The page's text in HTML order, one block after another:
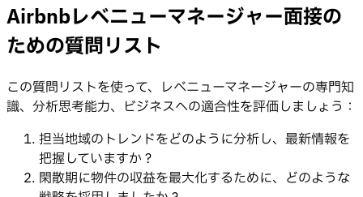
Airbnbレベニューマネージャー面接の
ための質問リスト
この質問リストを使って、レベニューマネージャーの専門知
識、分析思考能力、ビジネスへの適合性を評価しましょう：
担当地域のトレンドをどのように分析し、最新情報を
把握していますか？
閑散期に物件の収益を最大化するために、どのような